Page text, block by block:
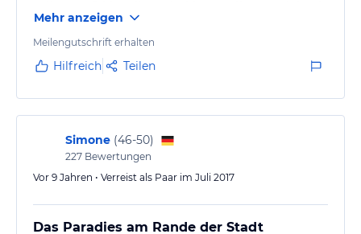
Mehr anzeigen
Meilengutschrift erhalten
Hilfreich Teilen
Simone (46-50)
227 Bewertungen
Vor 9 Jahren • Verreist als Paar im Juli 2017
Das Paradies am Rande der Stadt